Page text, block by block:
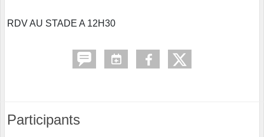
RDV AU STADE A 12H30
Participants